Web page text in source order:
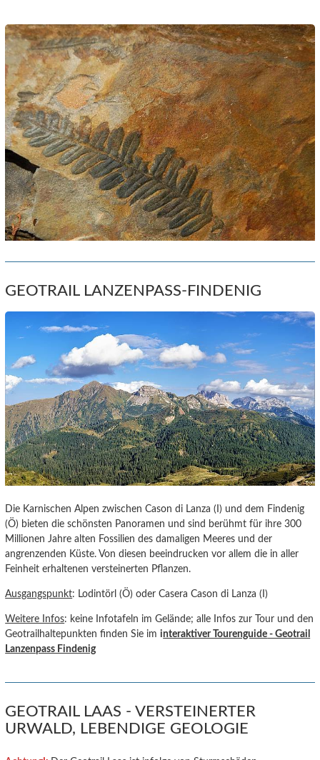
GEOTRAIL LANZENPASS-FINDENIG
Die Karnischen Alpen zwischen Cason di Lanza (I) und dem Findenig
(Ö) bieten die schönsten Panoramen und sind berühmt für ihre 300
Millionen Jahre alten Fossilien des damaligen Meeres und der
angrenzenden Küste. Von diesen beeindrucken vor allem die in aller
Feinheit erhaltenen versteinerten Pflanzen.
Ausgangspunkt: Lodintörl (Ö) oder Casera Cason di Lanza (I)
Weitere Infos: keine Infotafeln im Gelände; alle Infos zur Tour und den
Geotrailhaltepunkten finden Sie iminteraktiver Tourenguide - Geotrail
Lanzenpass Findenig
GEOTRAIL LAAS - VERSTEINERTER
URWALD, LEBENDIGE GEOLOGIE